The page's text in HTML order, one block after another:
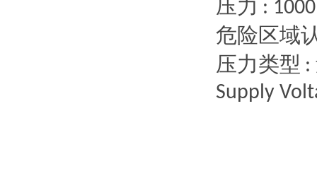
压力 :
危险区域
压力类型 :
Supply